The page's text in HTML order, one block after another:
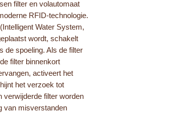
filter en volautomaat
RFID-technologie.
Water System,
wordt, schakelt
de spoeling. Als de filter
filter binnenkort
activeert het
het verzoek tot
verwijderde filter worden
van misverstanden